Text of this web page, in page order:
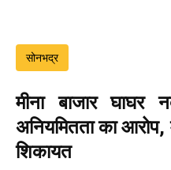
सोनभद्र
मीना बाजार घाघर
अनियमितता का आरोप,
शिकायत